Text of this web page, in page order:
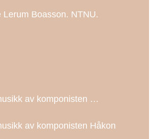
Boasson. NTNU.
av komponisten …
av komponisten Håkon